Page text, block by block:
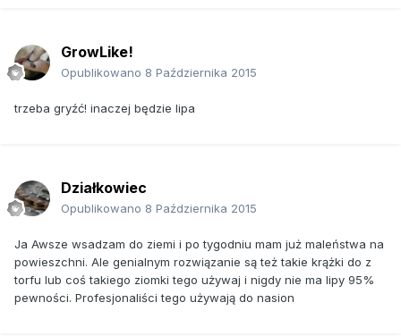
GrowLike!
Opublikowano 8 Października 2015
trzeba gryźć! inaczej będzie lipa
Działkowiec
Opublikowano 8 Października 2015
Ja Awsze wsadzam do ziemi i po tygodniu mam już maleństwa na
powieszchni. Ale genialnym rozwiązanie są też takie krążki do z
torfu lub coś takiego ziomki tego używaj i nigdy nie ma lipy 95%
pewności. Profesjonaliści tego używają do nasion